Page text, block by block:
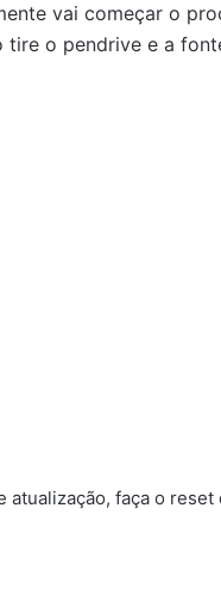
vai começar o
tire o pendrive e a
faça o reset